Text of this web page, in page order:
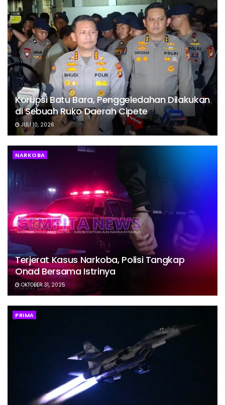
Korupsi Batu Bara, Penggeledahan Dilakukan
di Sebuah Ruko Daerah Cipete
JULI 10, 2026
NARKOBA
Terjerat Kasus Narkoba, Polisi Tangkap
Onad Bersama Istrinya
OKTOBER 31, 2025
PRIMA